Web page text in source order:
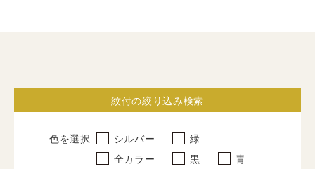
レンタルプラン
写真だけの成人式
卒業式袴
紋付の絞り込み検索
色を選択 シルバー
緑
全カラー
黒
青